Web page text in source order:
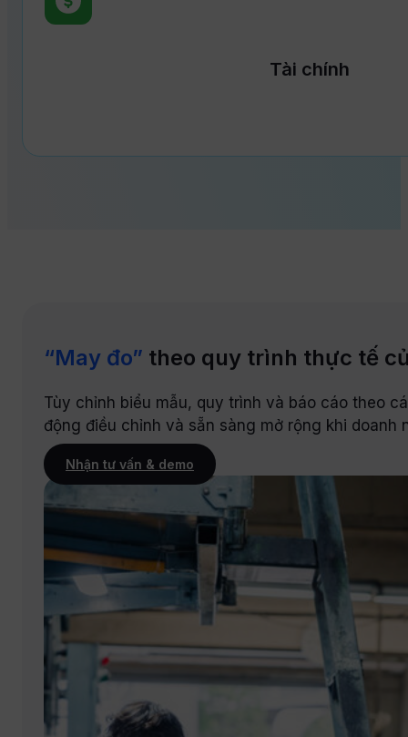
Tài chính
“May đo” theo quy trình thực tế
Tùy chỉnh biểu mẫu, quy trình và báo cáo theo
động điều chỉnh và sẵn sàng mở rộng khi doanh
Nhận tư vấn & demo